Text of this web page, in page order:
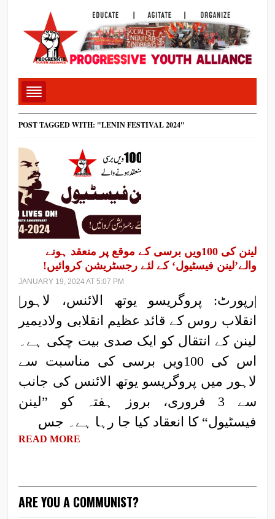
POST TAGGED WITH: "LENIN FESTIVAL 2024"
لینن کی 100ویں برسی کے موقع پر منعقد ہونے
والے’لینن فیسٹیول‘ کے لئے رجسٹریشن کروائیں!
JANUARY 19, 2024 AT 5:07 PM
|رپورٹ: پروگریسو یوتھ الائنس، لاہور|
انقلاب روس کے قائد عظیم انقلابی ولادیمیر
لینن کے انتقال کو ایک صدی بیت چکی ہے۔
اس کی 100ویں برسی کی مناسبت سے
لاہور میں پروگریسو یوتھ الائنس کی جانب
سے 3 فروری، بروز ہفتہ کو ”لینن
فیسٹیول“ کا انعقاد کیا جا رہا ہے۔ جس
READ MORE
ARE YOU A COMMUNIST?